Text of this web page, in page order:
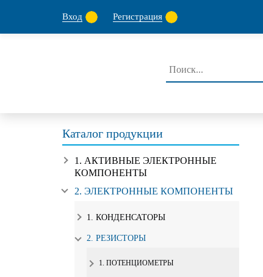
Вход Регистрация
Каталог продукции
1. АКТИВНЫЕ ЭЛЕКТРОННЫЕ
КОМПОНЕНТЫ
2. ЭЛЕКТРОННЫЕ КОМПОНЕНТЫ
1. КОНДЕНСАТОРЫ
2. РЕЗИСТОРЫ
1. ПОТЕНЦИОМЕТРЫ